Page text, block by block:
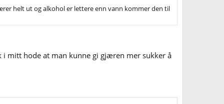
helt ut og alkohol er lettere enn vann kommer den til
i mitt hode at man kunne gi gjæren mer sukker å